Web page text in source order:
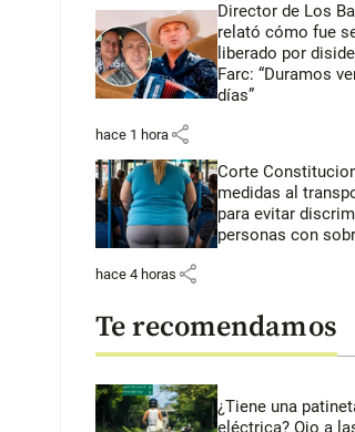
Director de Los
relató cómo fue
liberado por
Farc: “Duramos
días”
hace 1 hora share
Corte
medidas al
para evitar
personas con
hace 4 horas share
Te recomendamos
¿Tiene una
eléctrica? Ojo a